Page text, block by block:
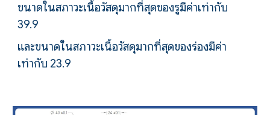
ขนาดในสภาวะเนื้อวัสดุมากที่สุดของรูมีค่าเท่ากับ
39.9
และขนาดในสภาวะเนื้อวัสดุมากที่สุดของร่องมีค่า
เท่ากับ 23.9